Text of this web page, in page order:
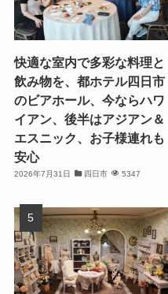
快適な室内で多彩な料理と
飲み物を、都ホテル四日市
のビアホール、今ならハワ
イアン、後半はアジアン＆
エスニック、お子様連れも
安心
2026年7月31日 四日市 5347